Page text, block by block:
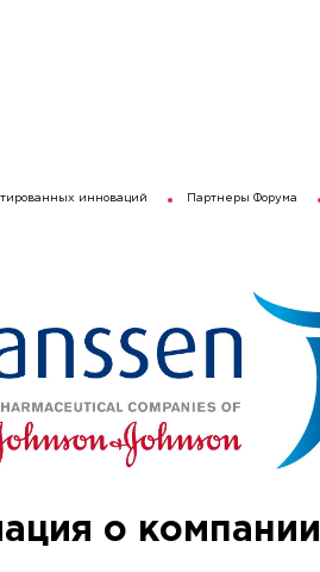
инноваций Партнеры Форума
о компании